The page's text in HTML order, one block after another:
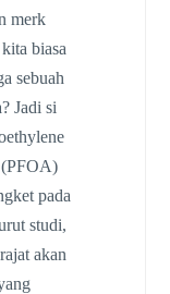
merk
biasa
sebuah
Jadi si
pada
studi,
akan